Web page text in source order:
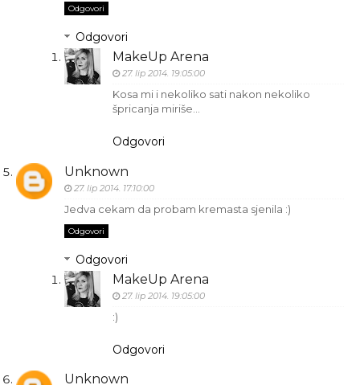
Odgovori
Odgovori
MakeUp Arena
27. lip 2014. 19:05:00
Kosa mi i nekoliko sati nakon nekoliko
špricanja miriše...
Odgovori
Unknown
27. lip 2014. 17:10:00
Jedva cekam da probam kremasta sjenila :)
Odgovori
Odgovori
MakeUp Arena
27. lip 2014. 19:05:00
:)
Odgovori
Unknown